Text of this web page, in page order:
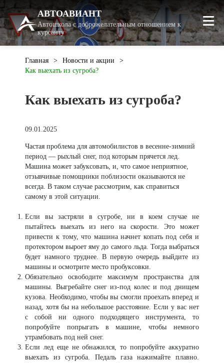
АВТОАВИАНТ
Автошкола с доброжелательным отношением к
курсанту
Главная
Новости и акции
Как выехать из сугроба?
Как выехать из сугроба?
09.01.2025
Частая проблема для автомобилистов в весенне-зимний
период — рыхлый снег, под которым прячется лед.
Машина может забуксовать, и, что самое неприятное,
отзывчивые помощники поблизости оказываются не
всегда. В таком случае рассмотрим, как справиться
самому в этой ситуации.
Если вы застряли в сугробе, ни в коем случае не
пытайтесь выехать из него на скорости. Это может
привести к тому, что машина начнет копать под себя и
протектором выроет яму до самого льда. Тогда выбраться
будет намного труднее. В первую очередь выйдите из
машины и осмотрите место пробуксовки.
Обязательно освободите максимум пространства для
машины. Выгребайте снег из-под колес и под днищем
кузова. Необходимо, чтобы вы смогли проехать вперед и
назад, хотя бы на небольшое расстояние. Если у вас нет
с собой ни одного подходящего инструмента, то
попробуйте попрыгать в машине, чтобы немного
утрамбовать под ней снег.
Если лед еще не обнажился, то попробуйте аккуратно
выехать из сугроба. Педаль газа нажимайте плавно.